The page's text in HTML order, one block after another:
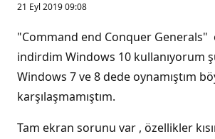
21 Eyl 2019 09:08
"Command end Conquer Generals"
indirdim Windows 10 kullanıyorum
Windows 7 ve 8 dede oynamıştım
karşılaşmamıştım.
Tam ekran sorunu var , özellikler